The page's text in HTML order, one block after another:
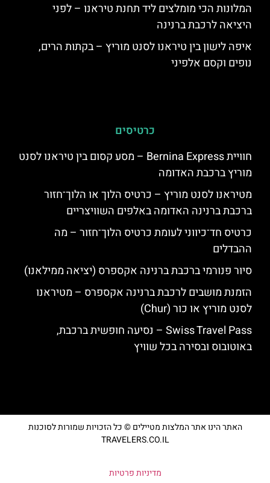
המלונות הכי מומלצים ליד תחנת טיראנו – לפני
היציאה לרכבת ברנינה
איפה לישון בין טיראנו לסנט מוריץ – בקתות הרים,
נופים וקסם אלפיני
כרטיסים
חוויית Bernina Express – מסע קסום בין טיראנו לסנט
מוריץ ברכבת האדומה
מטיראנו לסנט מוריץ – כרטיס הלוך או הלוך־חזור
ברכבת ברנינה האדומה באלפים השוויצריים
כרטיס חד־כיווני לעומת כרטיס הלוך־חזור – מה
ההבדלים
סיור פנורמי ברכבת ברנינה אקספרס (יציאה ממילאנו)
הזמנת מושבים לרכבת ברנינה אקספרס – מטיראנו
לסנט מוריץ או כור (Chur)
Swiss Travel Pass – נסיעה חופשית ברכבת,
באוטובוס ובסירה בכל שוויץ
האתר הינו אתר המלצות מטיילים © כל הזכויות שמורות לסוכנות
TRAVELERS.CO.IL
מדיניות פרטיות